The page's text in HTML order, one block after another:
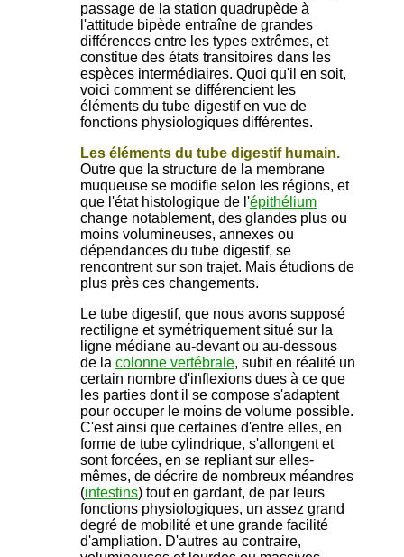
passage de la station quadrupède à
l'attitude bipède entraîne de grandes
différences entre les types extrêmes, et
constitue des états transitoires dans les
espèces intermédiaires. Quoi qu'il en soit,
voici comment se différencient les
éléments du tube digestif en vue de
fonctions physiologiques différentes.
Les éléments du tube digestif humain.
Outre que la structure de la membrane
muqueuse se modifie selon les régions, et
que l'état histologique de l'épithélium
change notablement, des glandes plus ou
moins volumineuses, annexes ou
dépendances du tube digestif, se
rencontrent sur son trajet. Mais étudions de
plus près ces changements.
Le tube digestif, que nous avons supposé
rectiligne et symétriquement situé sur la
ligne médiane au-devant ou au-dessous
de la colonne vertébrale, subit en réalité un
certain nombre d'inflexions dues à ce que
les parties dont il se compose s'adaptent
pour occuper le moins de volume possible.
C'est ainsi que certaines d'entre elles, en
forme de tube cylindrique, s'allongent et
sont forcées, en se repliant sur elles-
mêmes, de décrire de nombreux méandres
(intestins) tout en gardant, de par leurs
fonctions physiologiques, un assez grand
degré de mobilité et une grande facilité
d'ampliation. D'autres au contraire,